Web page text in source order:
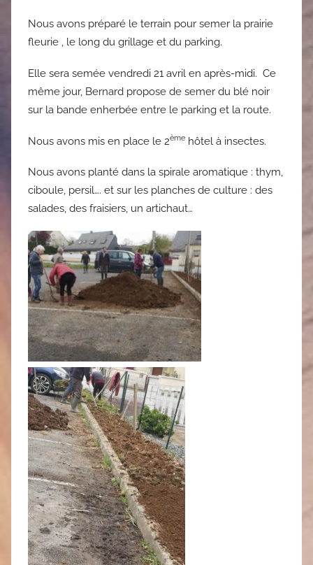
Nous avons préparé le terrain pour semer la prairie
fleurie , le long du grillage et du parking.
Elle sera semée vendredi 21 avril en après-midi. Ce
même jour, Bernard propose de semer du blé noir
sur la bande enherbée entre le parking et la route.
Nous avons mis en place le 2ème hôtel à insectes.
Nous avons planté dans la spirale aromatique : thym,
ciboule, persil…. et sur les planches de culture : des
salades, des fraisiers, un artichaut…